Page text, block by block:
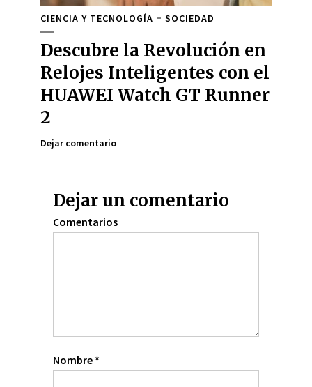
CIENCIA Y TECNOLOGÍA SOCIEDAD
Descubre la Revolución en
Relojes Inteligentes con el
HUAWEI Watch GT Runner
2
Dejar comentario
Dejar un comentario
Comentarios
Nombre *